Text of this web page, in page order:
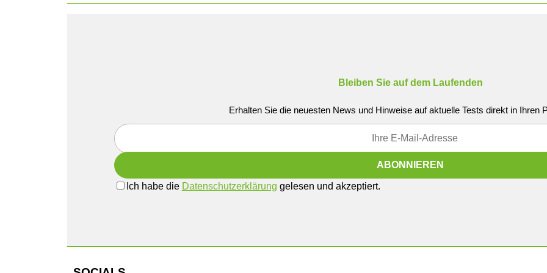
Bleiben Sie auf dem Laufenden
Erhalten Sie die neuesten News und Hinweise auf aktuelle Tests direkt in Ihren
Ich habe die Datenschutzerklärung gelesen und akzeptiert.